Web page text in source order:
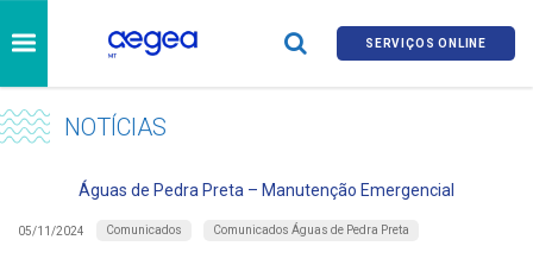
SERVIÇOS ONLINE
NOTÍCIAS
Águas de Pedra Preta – Manutenção Emergencial
05/11/2024 Comunicados Comunicados Águas de Pedra Preta